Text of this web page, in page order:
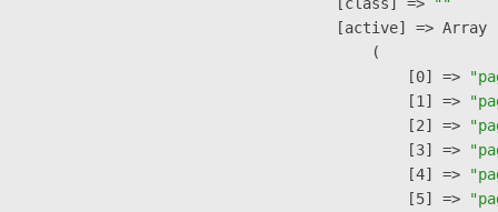
            [active] => Array
                (
                    [0] =>
                    [1] =>
                    [2] =>
                    [3] =>
                    [4] =>
                    [5] =>